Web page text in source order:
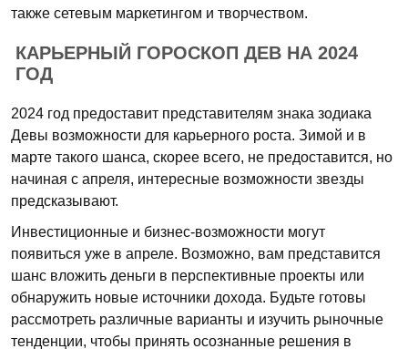
также сетевым маркетингом и творчеством.
КАРЬЕРНЫЙ ГОРОСКОП ДЕВ НА 2024
ГОД
2024 год предоставит представителям знака зодиака
Девы возможности для карьерного роста. Зимой и в
марте такого шанса, скорее всего, не предоставится, но
начиная с апреля, интересные возможности звезды
предсказывают.
Инвестиционные и бизнес-возможности могут
появиться уже в апреле. Возможно, вам представится
шанс вложить деньги в перспективные проекты или
обнаружить новые источники дохода. Будьте готовы
рассмотреть различные варианты и изучить рыночные
тенденции, чтобы принять осознанные решения в